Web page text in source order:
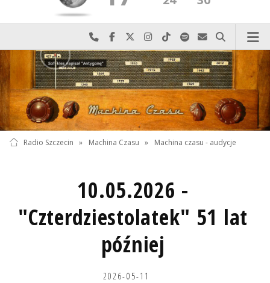
Najlepiej po prostu do nas zadzwoń
Odwiedź nas na Facebook-u
Odwiedź nas na X
Odwiedź nas na Instagram-ie
Odwiedź nas na TikTok-u
Szukaj nas na Spotify
Wyślij do nas
Szukaj
Radio Szczecin » Machina Czasu » Machina czasu - audycje
10.05.2026 -
"Czterdziestolatek" 51 lat
później
2026-05-11